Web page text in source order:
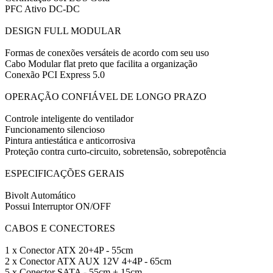
PFC Ativo DC-DC
DESIGN FULL MODULAR
Formas de conexões versáteis de acordo com seu uso
Cabo Modular flat preto que facilita a organização
Conexão PCI Express 5.0
OPERAÇÃO CONFIÁVEL DE LONGO PRAZO
Controle inteligente do ventilador
Funcionamento silencioso
Pintura antiestática e anticorrosiva
Proteção contra curto-circuito, sobretensão, sobrepotência
ESPECIFICAÇÕES GERAIS
Bivolt Automático
Possui Interruptor ON/OFF
CABOS E CONECTORES
1 x Conector ATX 20+4P - 55cm
2 x Conector ATX AUX 12V 4+4P - 65cm